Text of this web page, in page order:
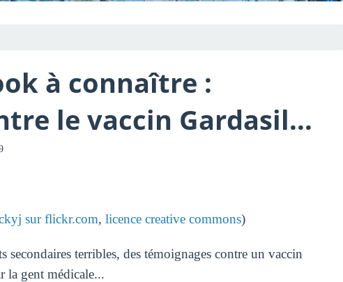
à connaître :
le vaccin Gardasil...
sur flickr.com, licence creative commons)
secondaires terribles, des témoignages contre un vaccin
la gent médicale...